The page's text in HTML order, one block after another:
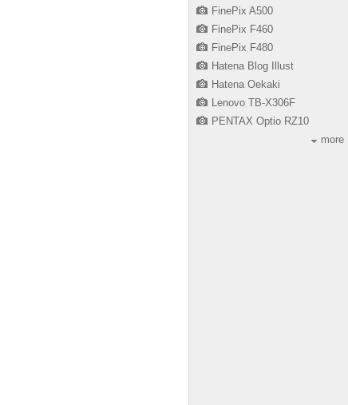
FinePix A500
FinePix F460
FinePix F480
Hatena Blog Illust
Hatena Oekaki
Lenovo TB-X306F
PENTAX Optio RZ10
more